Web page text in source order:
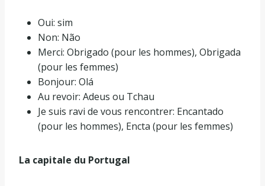
Oui: sim
Non: Não
Merci: Obrigado (pour les hommes), Obrigada
(pour les femmes)
Bonjour: Olá
Au revoir: Adeus ou Tchau
Je suis ravi de vous rencontrer: Encantado
(pour les hommes), Encta (pour les femmes)
La capitale du Portugal